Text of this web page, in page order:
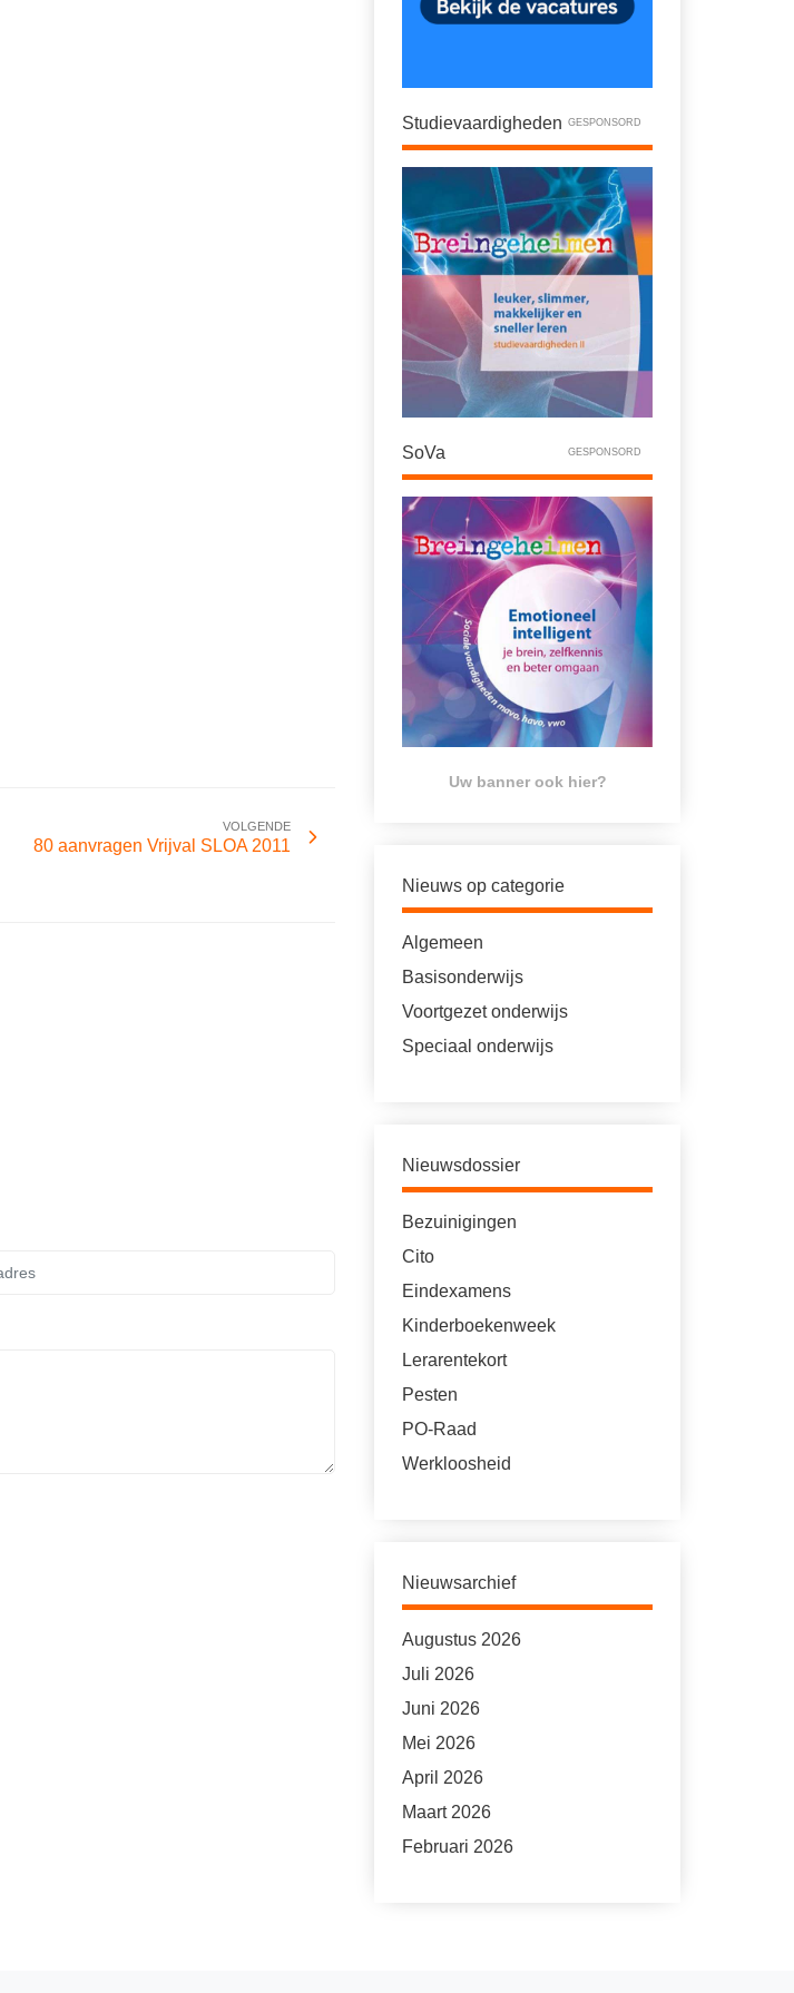
VOLGENDE
80 aanvragen Vrijval SLOA 2011
Studievaardigheden GESPONSORD
SoVa GESPONSORD
Uw banner ook hier?
Nieuws op categorie
Algemeen
Basisonderwijs
Voortgezet onderwijs
Speciaal onderwijs
Nieuwsdossier
Bezuinigingen
Cito
Eindexamens
Kinderboekenweek
Lerarentekort
Pesten
PO-Raad
Werkloosheid
Nieuwsarchief
Augustus 2026
Juli 2026
Juni 2026
Mei 2026
April 2026
Maart 2026
Februari 2026